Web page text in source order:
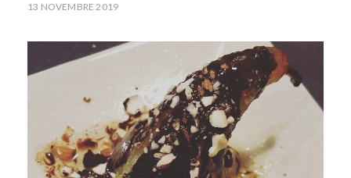
13 NOVEMBRE 2019